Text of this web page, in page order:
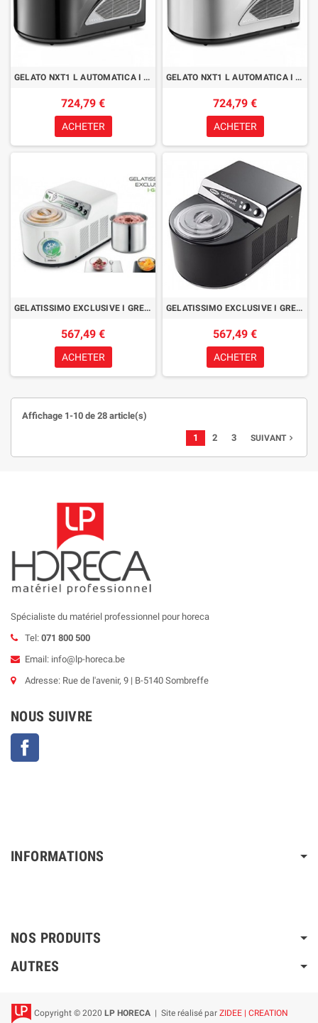
GELATO NXT1 L AUTOMATICA I GREEN NOIR
724,79 €
ACHETER
GELATO NXT1 L AUTOMATICA I GREEN SILVER
724,79 €
ACHETER
GELATISSIMO EXCLUSIVE I GREEN BLANCHE
567,49 €
ACHETER
GELATISSIMO EXCLUSIVE I GREEN NOIRE
567,49 €
ACHETER
Affichage 1-10 de 28 article(s)
1 2 3 SUIVANTnavigate_next
Spécialiste du matériel professionnel pour horeca
Tel: 071 800 500
Email: info@lp-horeca.be
Adresse: Rue de l'avenir, 9 | B-5140 Sombreffe
NOUS SUIVRE
INFORMATIONS
NOS PRODUITS
AUTRES
Copyright © 2020 LP HORECA | Site réalisé par ZIDEE | CREATION